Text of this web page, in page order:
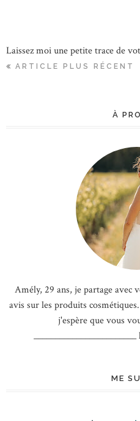
Laissez moi une petite trace de
ARTICLE PLUS RÉCENT
À
Amély, 29 ans, je partage avec
avis sur les produits
j'espère que vous
ME